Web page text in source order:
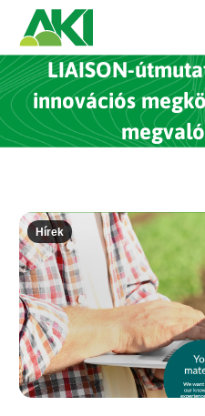
LIAISON-
innovációs
Hírek